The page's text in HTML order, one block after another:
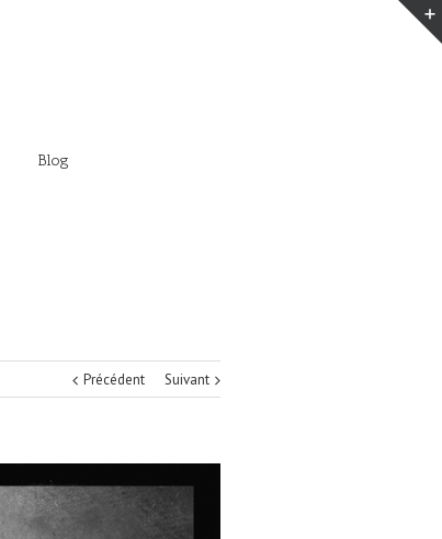
Blog
Précédent Suivant